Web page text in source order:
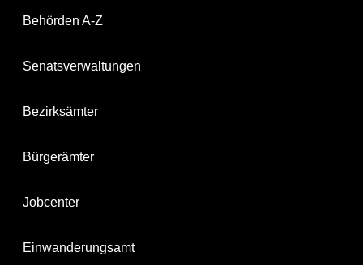
Behörden A-Z
Senatsverwaltungen
Bezirksämter
Bürgerämter
Jobcenter
Einwanderungsamt